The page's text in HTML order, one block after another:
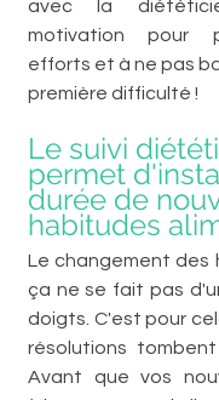
avec la
motivation pour
efforts et à ne pas
première difficulté !
Le suivi
permet
durée de
habitudes
Le changement des
ça ne se fait pas
doigts. C'est pour
résolutions
Avant que vos